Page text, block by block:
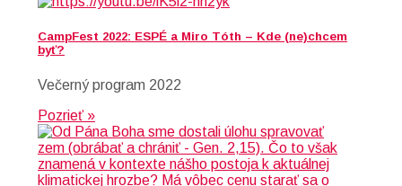
CampFest 2022: ESPÉ a Miro Tóth – Kde (ne)chcem
byť?
Večerný program 2022
Pozrieť »